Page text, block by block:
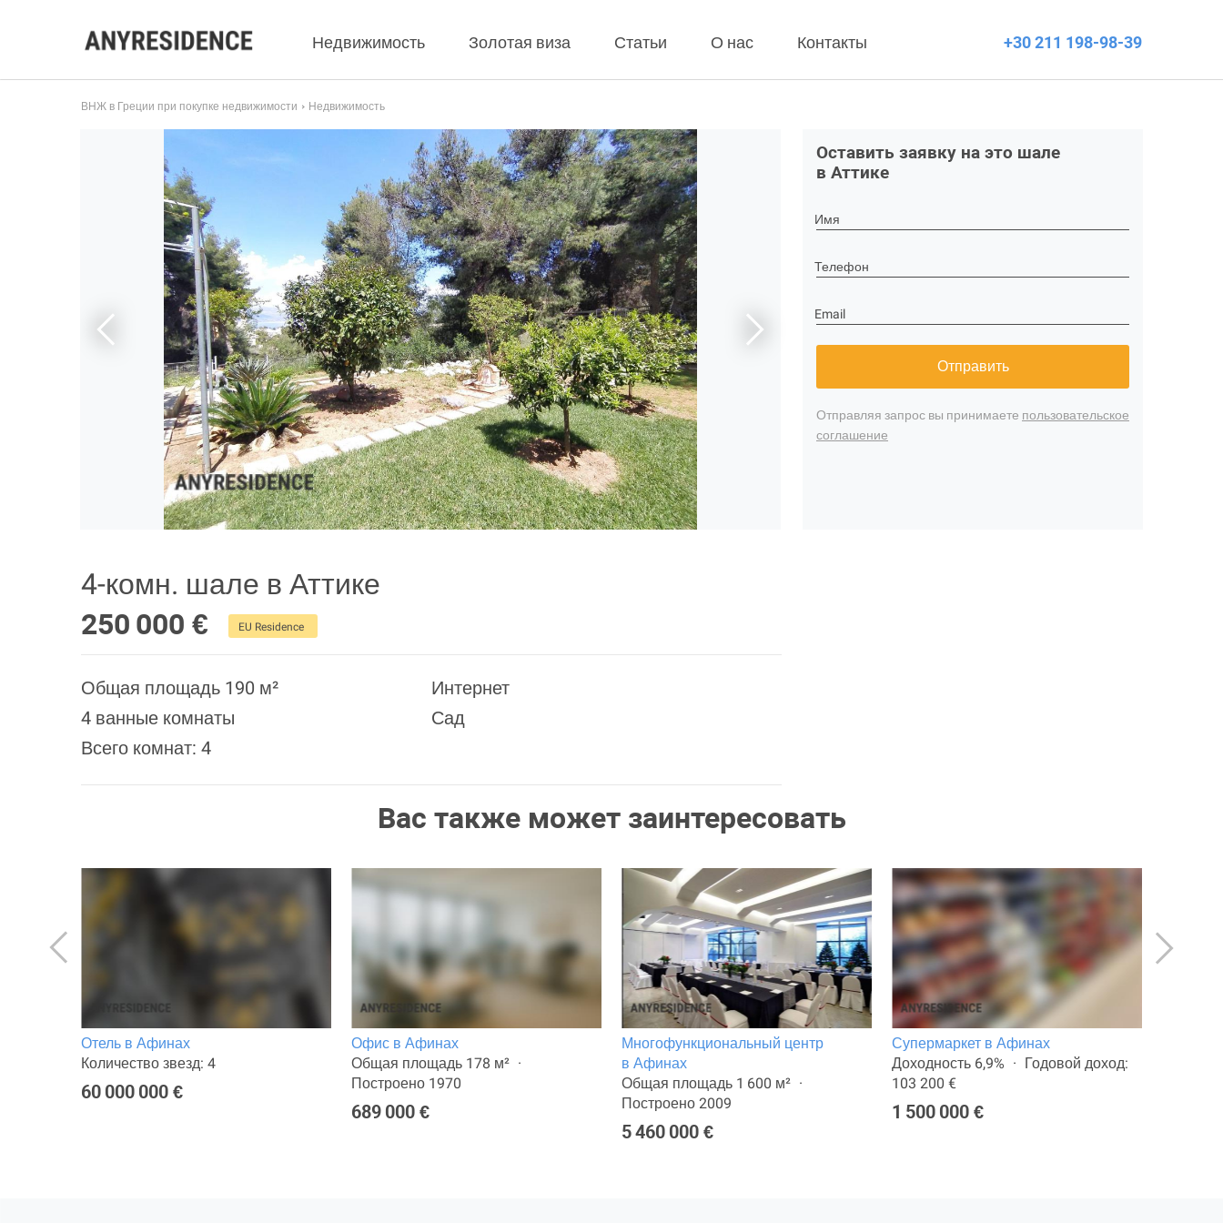
Недвижимость Золотая виза Статьи О нас Контакты +30 211 198-98-39
ВНЖ в Греции при покупке недвижимости Недвижимость
Оставить заявку на это шале
в Аттике
Имя
Телефон
Email
Отправить
Отправляя запрос вы принимаете пользовательское
соглашение
4-комн. шале в Аттике
250 000 €
EU Residence
Общая площадь 190 м²
4 ванные комнаты
Всего комнат: 4
Интернет
Сад
Вас также может заинтересовать
Отель в Афинах
Количество звезд: 4
60 000 000 €
Офис в Афинах
Общая площадь 178 м²
Построено 1970
689 000 €
Многофункциональный центр
в Афинах
Общая площадь 1 600 м²
Построено 2009
5 460 000 €
Супермаркет в Афинах
Доходность 6,9%
Годовой доход:
103 200 €
1 500 000 €